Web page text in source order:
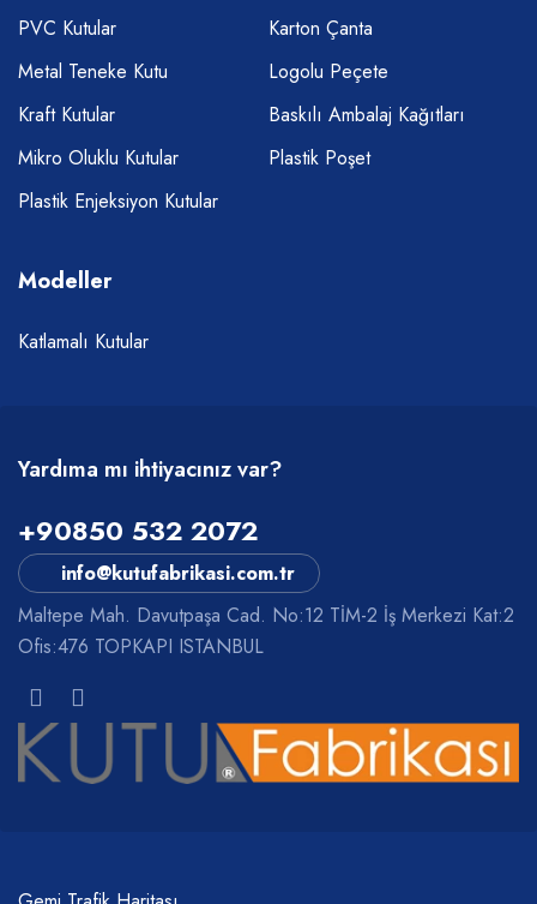
PVC Kutular
Metal Teneke Kutu
Kraft Kutular
Mikro Oluklu Kutular
Plastik Enjeksiyon Kutular
Karton Çanta
Logolu Peçete
Baskılı Ambalaj Kağıtları
Plastik Poşet
Modeller
Katlamalı Kutular
Yardıma mı ihtiyacınız var?
+90850 532 2072
info@kutufabrikasi.com.tr
Maltepe Mah. Davutpaşa Cad. No:12 TİM-2 İş Merkezi Kat:2
Ofis:476 TOPKAPI ISTANBUL